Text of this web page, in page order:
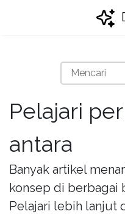
Pelajari
antara
Banyak artikel
konsep di berbagai
Pelajari lebih lanjut